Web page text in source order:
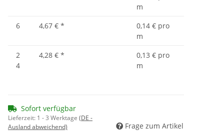
m
6
4,67 € *
0,14 € pro
m
2
4
4,28 € *
0,13 € pro
m
Sofort verfügbar
Lieferzeit: 1 - 3 Werktage (DE -
Ausland abweichend)
Frage zum Artikel